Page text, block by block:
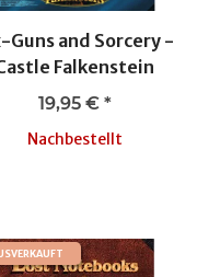
Guns and Sorcery -
Falkenstein
19,95 € *
Nachbestellt